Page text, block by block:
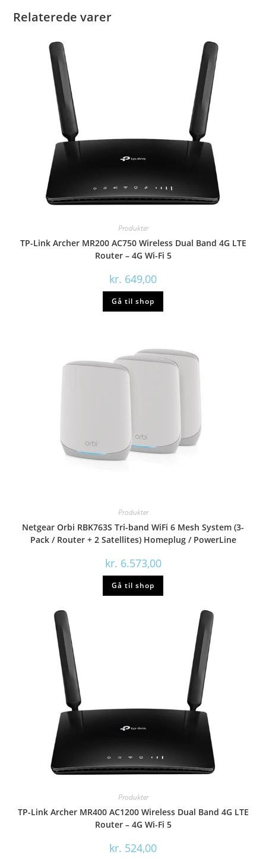
Relaterede varer
Produkter
TP-Link Archer MR200 AC750 Wireless Dual Band 4G LTE
Router – 4G Wi-Fi 5
kr. 649,00
Gå til shop
Produkter
Netgear Orbi RBK763S Tri-band WiFi 6 Mesh System (3-
Pack / Router + 2 Satellites) Homeplug / PowerLine
kr. 6.573,00
Gå til shop
Produkter
TP-Link Archer MR400 AC1200 Wireless Dual Band 4G LTE
Router – 4G Wi-Fi 5
kr. 524,00